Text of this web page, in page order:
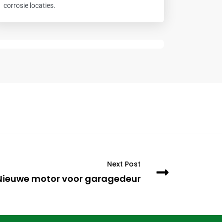
corrosie locaties.
Next Post
motor voor garagedeur